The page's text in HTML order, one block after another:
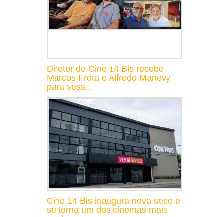
Diretor do Cine 14 Bis recebe
Marcos Frota e Alfredo Manevy
para sess...
Cine 14 Bis inaugura nova sede e
se torna um dos cinemas mais